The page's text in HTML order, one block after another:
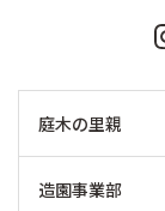
庭木の里親
造園事業部